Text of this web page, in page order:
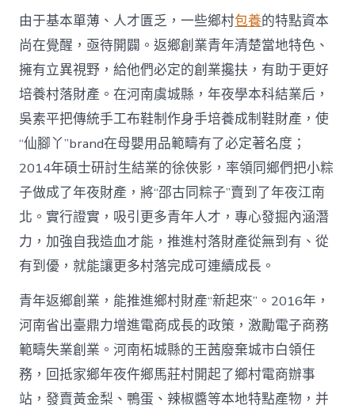
中
由于基本單薄、人才匱乏，一些鄉村包養的特點資本
尚在覺醒，亟待開闢。返鄉創業青年清楚當地特色、
擁有立異視野，給他們必定的創業攙扶，有助于更好
培養村落財產。在河南虞城縣，年夜學本科結業后，
吳素平把傳統手工布鞋制作身手培養成制鞋財產，使
“仙腳丫”brand在母嬰用品範疇有了必定著名度；
2014年碩士研討生結業的徐俠影，率領同鄉們把小粽
子做成了年夜財產，將“邵古同粽子”賣到了年夜江南
北。實行證實，吸引更多青年人才，專心發掘內涵潛
力，加強自我造血才能，推進村落財產從無到有、從
有到優，就能讓更多村落完成可連續成長。
青年返鄉創業，能推進鄉村財產“新起來”。2016年，
河南省出臺鼎力增進電商成長的政策，激勵電子商務
範疇失業創業。河南柘城縣的王茜廢棄城市白領任
務，回抵家鄉年夜仵鄉馬莊村開起了鄉村電商辦事
站，發賣黃金梨、鴨蛋、辣椒醬等本地特點產物，并